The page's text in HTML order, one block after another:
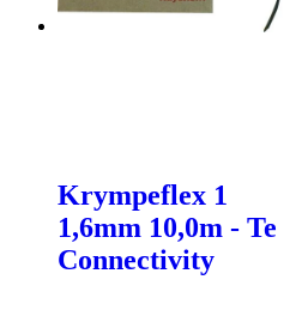
Krympeflex 1
1,6mm 10,0m - Te
Connectivity